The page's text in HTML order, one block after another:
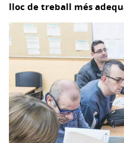
lloc de treball més